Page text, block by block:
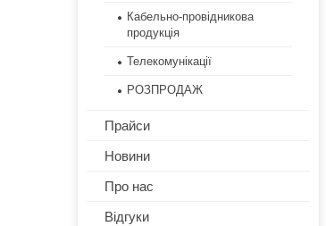
Кабельно-провідникова
продукція
Телекомунікації
РОЗПРОДАЖ
Прайси
Новини
Про нас
Відгуки